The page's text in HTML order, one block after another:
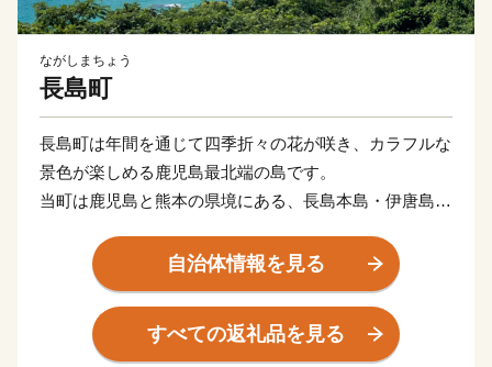
ながしまちょう
長島町
長島町は年間を通じて四季折々の花が咲き、カラフルな
景色が楽しめる鹿児島最北端の島です。
当町は鹿児島と熊本の県境にある、長島本島・伊唐島・
ら構成されております。
地理的な特徴もあり、鹿児島弁と天草弁・熊本弁が折り
重なったイントネーションはユニークな印象を与え、懐
かしさや親しみやすさを感じさせます。
自治体情報を見る
すべての返礼品を見る